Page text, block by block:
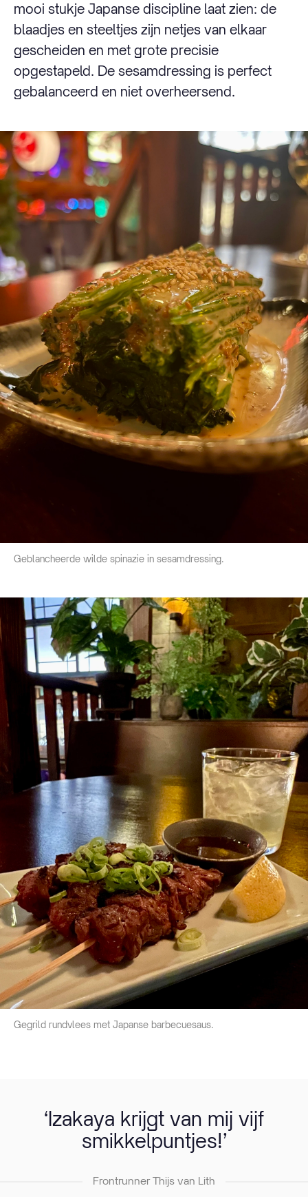
mooi stukje Japanse discipline laat zien: de
blaadjes en steeltjes zijn netjes van elkaar
gescheiden en met grote precisie
opgestapeld. De sesamdressing is perfect
gebalanceerd en niet overheersend.
Geblancheerde wilde spinazie in sesamdressing.
Gegrild rundvlees met Japanse barbecuesaus.
‘Izakaya krijgt van mij vijf
smikkelpuntjes!’
Frontrunner Thijs van Lith